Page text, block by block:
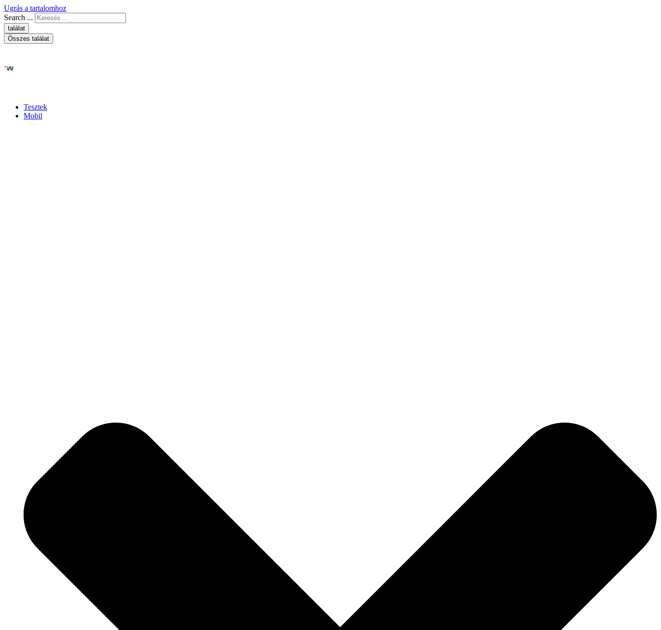
Ugrás a tartalomhoz
Search ...
találat
Összes találat
Tesztek
Mobil